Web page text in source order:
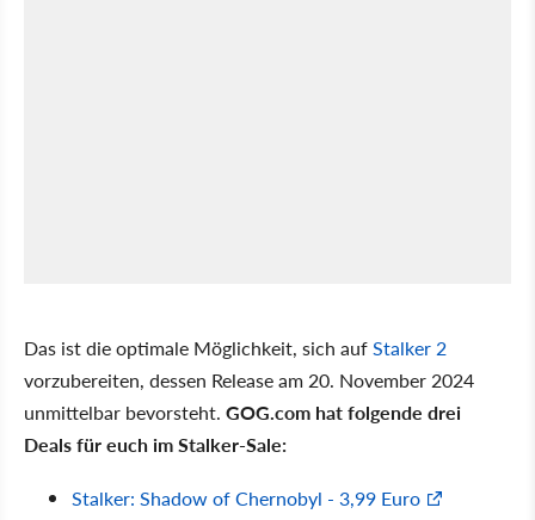
Das ist die optimale Möglichkeit, sich aufStalker 2
vorzubereiten, dessen Release am 20. November 2024
unmittelbar bevorsteht. GOG.com hat folgende drei
Deals für euch im Stalker-Sale:
Stalker: Shadow of Chernobyl - 3,99 Euro